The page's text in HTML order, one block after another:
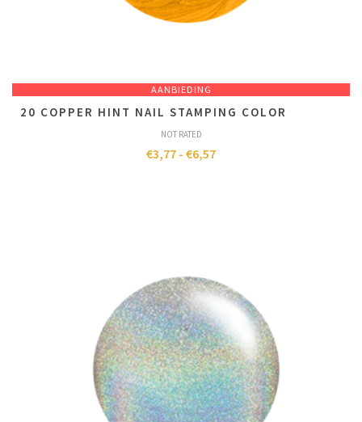
AANBIEDING
20 COPPER HINT NAIL STAMPING COLOR
NOT RATED
€3,77 - €6,57